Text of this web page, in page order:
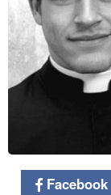
Facebook